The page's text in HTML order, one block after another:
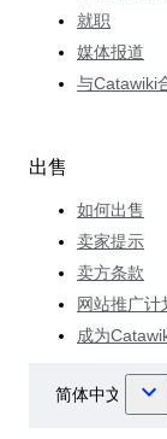
就职
媒体报道
与Catawiki
出售
如何出售
卖家提示
卖方条款
网站推广计
成为